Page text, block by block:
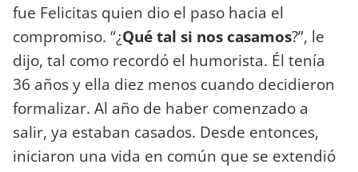
fue Felicitas quien dio el paso hacia el
compromiso. “¿Qué tal si nos casamos?”, le
dijo, tal como recordó el humorista. Él tenía
36 años y ella diez menos cuando decidieron
formalizar. Al año de haber comenzado a
salir, ya estaban casados. Desde entonces,
iniciaron una vida en común que se extendió